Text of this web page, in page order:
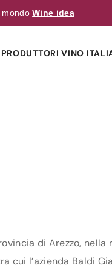
mondoWine idea
PRODUTTORI VINO
di Arezzo, nella
l’azienda Baldi